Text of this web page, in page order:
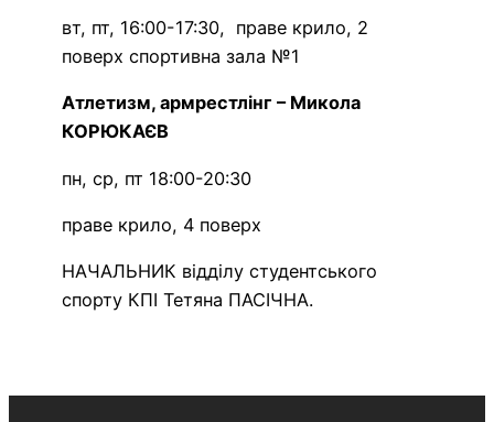
вт, пт, 16:00-17:30, праве крило, 2
поверх спортивна зала №1
Атлетизм, армрестлінг – Микола
КОРЮКАЄВ
пн, ср, пт 18:00-20:30
праве крило, 4 поверх
НАЧАЛЬНИК відділу студентського
спорту КПІ Тетяна ПАСІЧНА.